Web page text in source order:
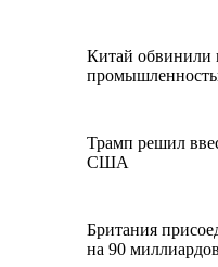
Китай обвинили
Трамп решил
США
Британия
на 90